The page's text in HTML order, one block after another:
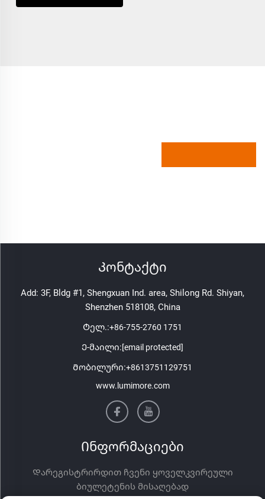
Კონტაქტი
Add: 3F, Bldg #1, Shengxuan Ind. area, Shilong Rd. Shiyan,
Shenzhen 518108, China
Ტელ.:+86-755-2760 1751
Ე-მაილი:[email protected]
Მობილური:+8613751129751
www.lumimore.com
Ინფორმაციები
Დარეგისტრირდით ჩვენი ყოველკვირეული
ბიულეტენის მისაღებად